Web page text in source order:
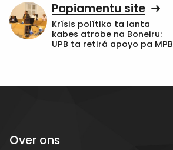
Papiamentu site
Krísis polítiko ta lanta
kabes atrobe na Boneiru:
UPB ta retirá apoyo pa MPB
Over ons